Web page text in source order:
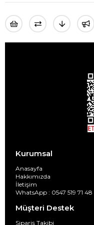
Kurumsal
Anasayfa
Hakkımızda
İletişim
WhatsApp : 0547 519 71 48
Müşteri Destek
Sipariş Takibi